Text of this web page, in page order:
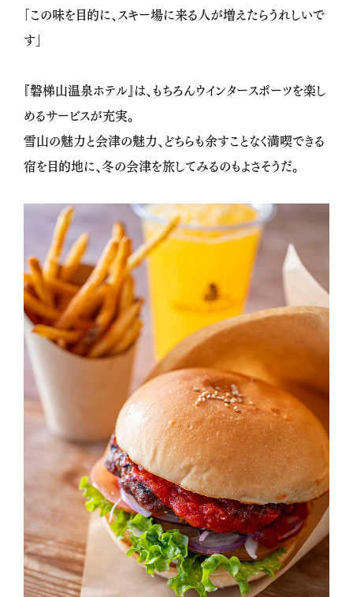
「この味を目的に、スキー場に来る人が増えたらうれしいで
す」
『磐梯山温泉ホテル』は、もちろんウインタースポーツを楽し
めるサービスが充実。
雪山の魅力と会津の魅力、どちらも余すことなく満喫できる
宿を目的地に、冬の会津を旅してみるのもよさそうだ。